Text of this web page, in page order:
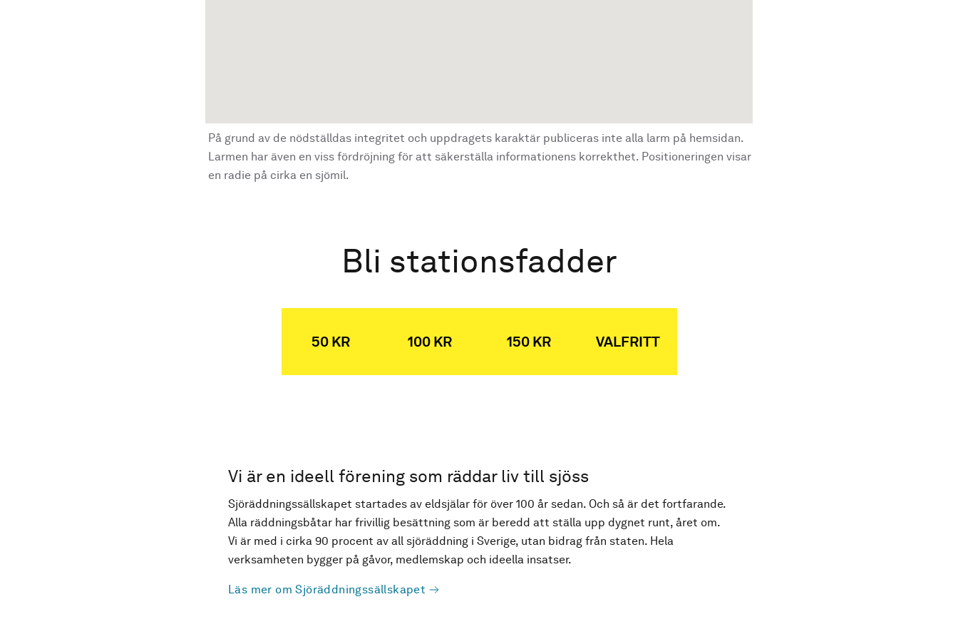
På grund av de nödställdas integritet och uppdragets karaktär publiceras inte alla larm på hemsidan.
Larmen har även en viss fördröjning för att säkerställa informationens korrekthet. Positioneringen visar
en radie på cirka en sjömil.
Bli stationsfadder
50 KR 100 KR 150 KR VALFRITT
Vi är en ideell förening som räddar liv till sjöss
Sjöräddningssällskapet startades av eldsjälar för över 100 år sedan. Och så är det fortfarande.
Alla räddningsbåtar har frivillig besättning som är beredd att ställa upp dygnet runt, året om.
Vi är med i cirka 90 procent av all sjöräddning i Sverige, utan bidrag från staten. Hela
verksamheten bygger på gåvor, medlemskap och ideella insatser.
Läs mer om Sjöräddningssällskapet